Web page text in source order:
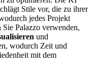
Stile vor, die zu ihrer
jedes Projekt
Palazzo verwenden,
und
wodurch Zeit und
mit dem